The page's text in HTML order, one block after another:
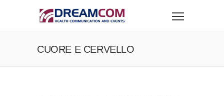
CUORE E CERVELLO